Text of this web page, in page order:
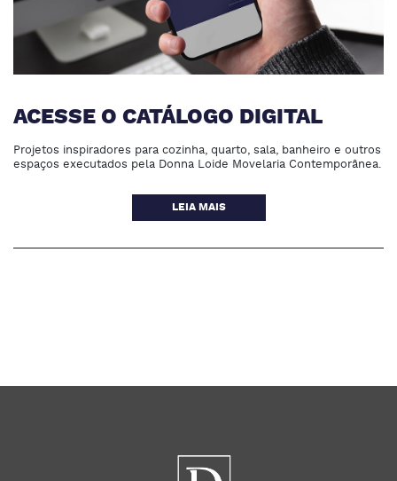
ACESSE O CATÁLOGO DIGITAL
Projetos inspiradores para cozinha, quarto, sala, banheiro e outros
espaços executados pela Donna Loide Movelaria Contemporânea.
LEIA MAIS